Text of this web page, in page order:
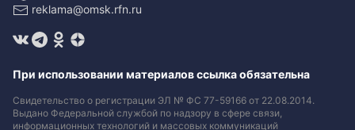
reklama@omsk.rfn.ru
При использовании материалов ссылка обязательна
Свидетельство о регистрации ЭЛ № ФС 77-59166 от 22.08.2014.
Выдано Федеральной службой по надзору в сфере связи,
информационных технологий и массовых коммуникаций